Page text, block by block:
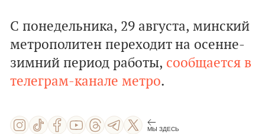
С понедельника, 29 августа, минский
метрополитен переходит на осенне-
зимний период работы, сообщается в
телеграм-канале метро.
МЫ ЗДЕСЬ